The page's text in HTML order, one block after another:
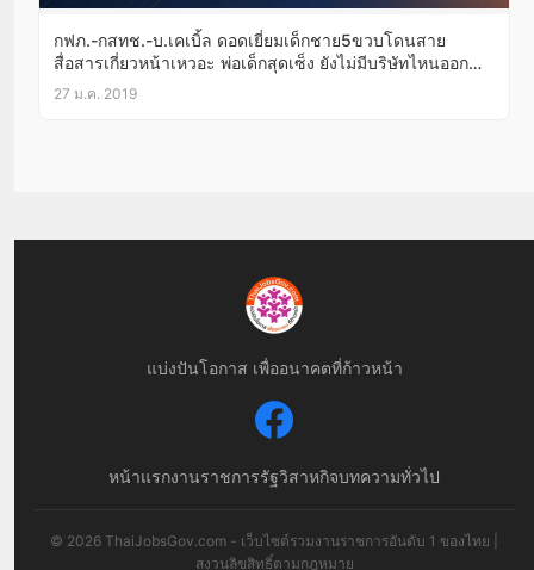
กฟภ.-กสทช.-บ.เคเบิ้ล ดอดเยี่ยมเด็กชาย5ขวบโดนสาย
สื่อสารเกี่ยวหน้าเหวอะ พ่อเด็กสุดเซ็ง ยังไม่มีบริษัทไหนออก
มายอมรับสายต้นเหตุ ลั่นเอาผิดถึงที่สุด(มีคลิป)
27 ม.ค. 2019
แบ่งปันโอกาส เพื่ออนาคตที่ก้าวหน้า
หน้าแรกงานราชการรัฐวิสาหกิจบทความทั่วไป
© 2026 ThaiJobsGov.com - เว็บไซต์รวมงานราชการอันดับ 1 ของไทย |
สงวนลิขสิทธิ์ตามกฎหมาย